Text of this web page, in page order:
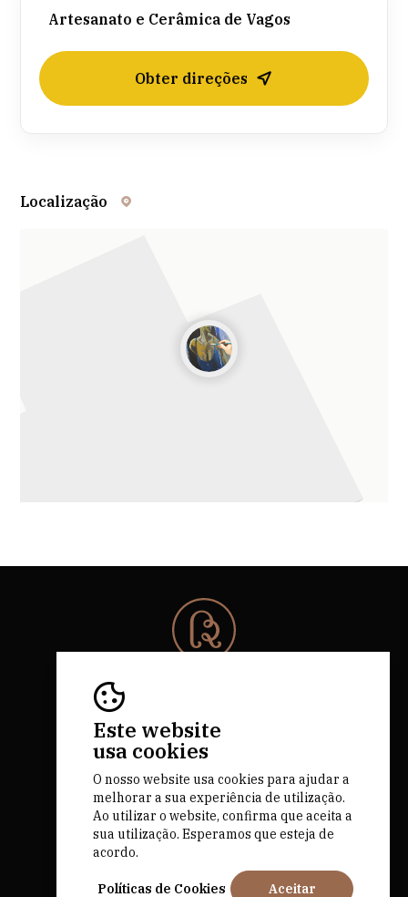
Este website
usa cookies
O nosso website usa cookies para ajudar a
melhorar a sua experiência de utilização.
Ao utilizar o website, confirma que aceita a
sua utilização. Esperamos que esteja de
acordo.
Políticas de Cookies Aceitar
Artesanato e Cerâmica de Vagos
Obter direções
Localização
RNAAT 684/2019.
by M&ADigital
Financiado por